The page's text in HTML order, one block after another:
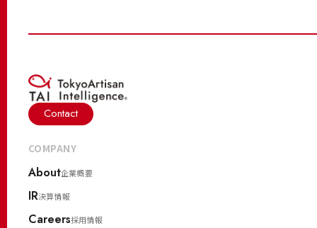
Contact
COMPANY
About企業概要
IR決算情報
Careers採用情報